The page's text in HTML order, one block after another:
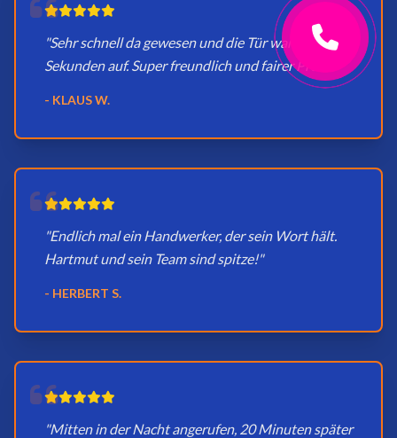
"Sehr schnell da gewesen und die Tür war in
Sekunden auf. Super freundlich und fairer Preis."
- KLAUS W.
"Endlich mal ein Handwerker, der sein Wort hält.
Hartmut und sein Team sind spitze!"
- HERBERT S.
"Mitten in der Nacht angerufen, 20 Minuten später